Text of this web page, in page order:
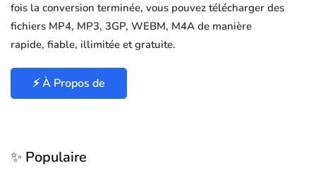
fois la conversion terminée, vous pouvez télécharger des
fichiers MP4, MP3, 3GP, WEBM, M4A de manière
rapide, fiable, illimitée et gratuite.
⚡ À Propos de
✨ Populaire